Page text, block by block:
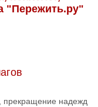
"Пережить.ру"
прекращение надежд